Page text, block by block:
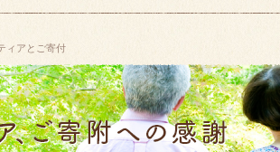
ィアとご寄付